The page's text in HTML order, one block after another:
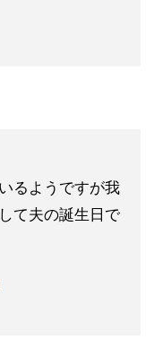
るようですが我
て夫の誕生日で